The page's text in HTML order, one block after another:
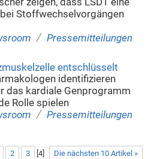
zeigen, dass LSD1 eine
Stoffwechselvorgängen
/ Pressemitteilungen
entschlüsselt
identifizieren
das kardiale Genprogramm
Rolle spielen
/ Pressemitteilungen
Die nächsten 10 Artikel »
2 3 4]